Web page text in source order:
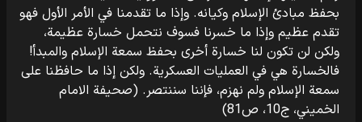
بحفظ مبادئ الإسلام وكيانه. وإذا ما تقدمنا في الأمر الأول فهو
تقدم عظيم وإذا ما خسرنا فسوف نتحمل خسارة عظيمة،
ولكن لن تكون لنا خسارة أخرى بحفظ سمعة الإسلام والمبدأ!
فالخسارة هي في العمليات العسكرية. ولكن إذا ما حافظنا على
سمعة الإسلام ولم نهزم، فإننا سننتصر. (صحيفة الامام
الخميني، ج10، ص81)